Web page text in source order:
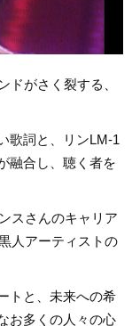
ドがさく裂する、
歌詞と、リンLM-1
融合し、聴く者を
スさんのキャリア
人アーティストの
トと、未来への希
お多くの人々の心